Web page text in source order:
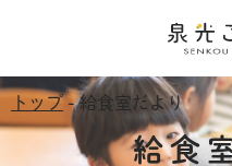
トップ- 給食室だより
給食